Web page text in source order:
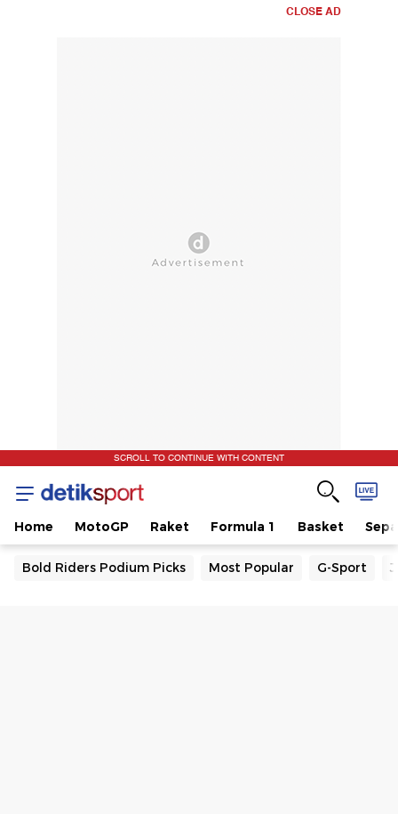
CLOSE AD
SCROLL TO CONTINUE WITH CONTENT
Home MotoGP Raket Formula 1 Basket
Bold Riders Podium Picks Most Popular G-Sport